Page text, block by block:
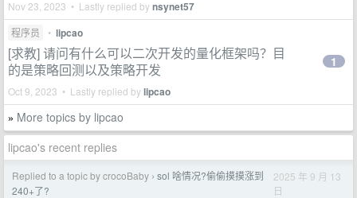
Nov 23, 2023 • Lastly replied bynsynet57
程序员 • lipcao
[求教] 请问有什么可以二次开发的量化框架吗？目
的是策略回测以及策略开发
Oct 9, 2023 • Lastly replied bylipcao
1
» More topics by lipcao
lipcao's recent replies
Replied to a topic by crocoBaby › sol 啥情况?偷偷摸摸涨到
240+了?
2025 年 9 月 13
日